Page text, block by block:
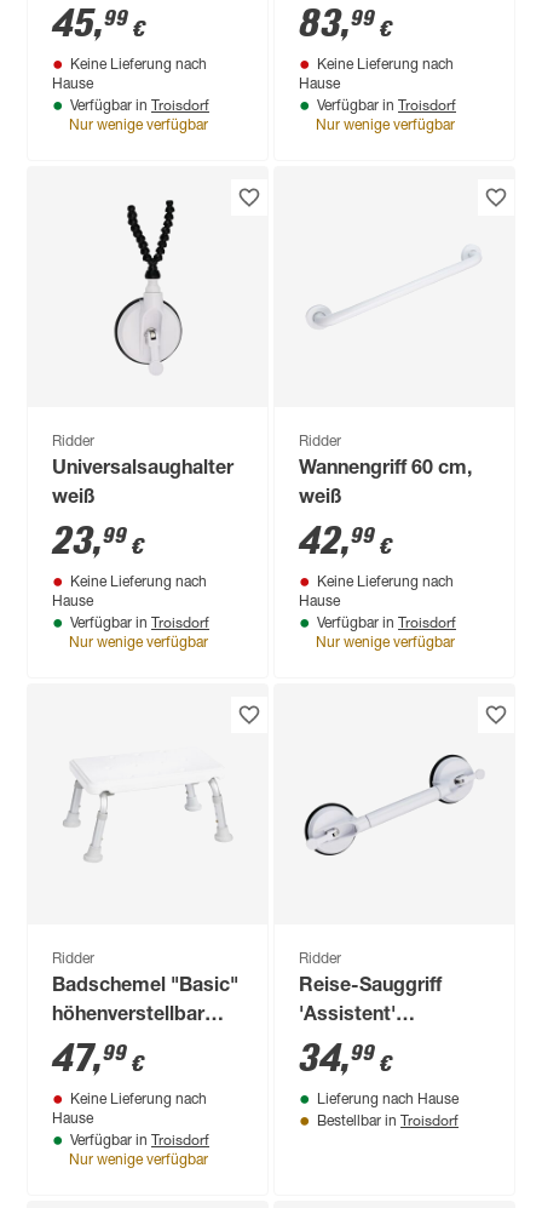
45,99 €
Keine Lieferung nach
Hause
Verfügbar in Troisdorf
Nur wenige verfügbar
höhenverstellbar in 8
Stufen, bis 150 kg
83,99 €
Keine Lieferung nach
Hause
Verfügbar in Troisdorf
Nur wenige verfügbar
Ridder
Universalsaughalter
weiß
23,99 €
Keine Lieferung nach
Hause
Verfügbar in Troisdorf
Nur wenige verfügbar
Ridder
Wannengriff 60 cm,
weiß
42,99 €
Keine Lieferung nach
Hause
Verfügbar in Troisdorf
Nur wenige verfügbar
Ridder
Badschemel "Basic"
höhenverstellbar
weiß 41,5 x 21/26 x
23 cm
47,99 €
Keine Lieferung nach
Hause
Verfügbar in Troisdorf
Nur wenige verfügbar
Ridder
Reise-Sauggriff
'Assistent'
teleskopierbar bis
100 kg
34,99 €
Lieferung nach Hause
Bestellbar in Troisdorf